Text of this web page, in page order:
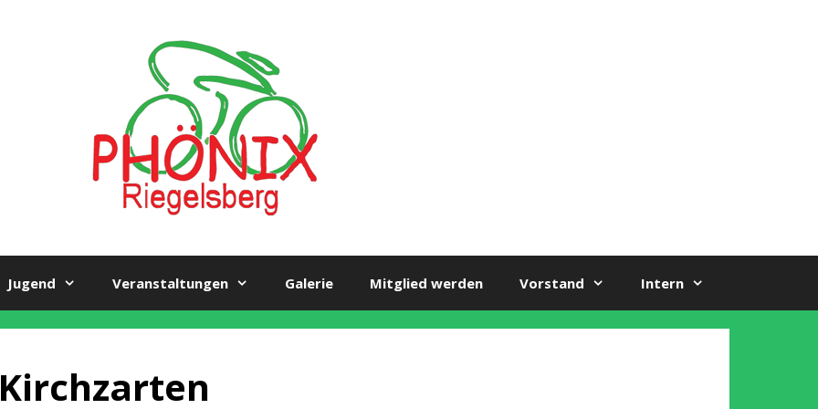
Jugend Veranstaltungen Galerie Mitglied werden Vorstand Intern
Kirchzarten